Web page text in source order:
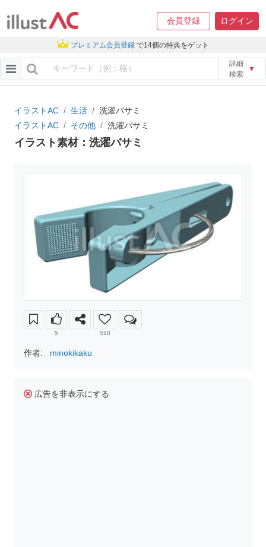
会員登録 ログイン
プレミアム会員登録 で14個の特典をゲット
詳細
検索
▼
イラストAC 生活
洗濯バサミ
イラストAC
その他 洗濯バサミ
イラスト素材：洗濯バサミ
5 510
作者: minokikaku
広告を非表示にする